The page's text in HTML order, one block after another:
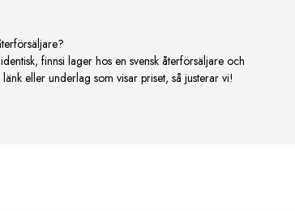
finnsi lager hos en svensk återförsäljare och
eller underlag som visar priset, så justerar vi!